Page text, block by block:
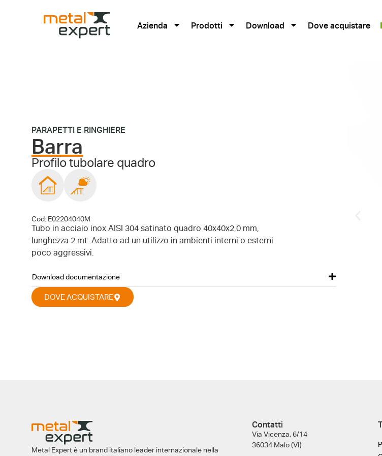
Azienda Prodotti Download Dove acquistare
PARAPETTI E RINGHIERE
Barra
Profilo tubolare quadro
Cod: E02204040M
Tubo in acciaio inox AISI 304 satinato quadro 40x40x2,0 mm,
lunghezza 2 mt. Adatto ad un utilizzo in ambienti interni o esterni
poco aggressivi.
Download documentazione
DOVE ACQUISTARE
Metal Expert è un brand italiano leader internazionale nella
Contatti
Via Vicenza, 6/14
36034 Malo (VI)